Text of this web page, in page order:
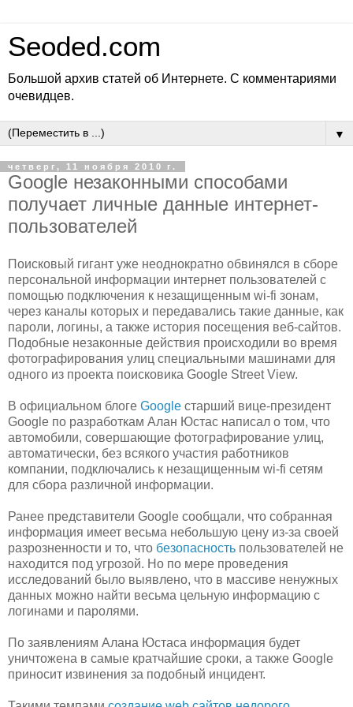
Seoded.com
Большой архив статей об Интернете. С комментариями
очевидцев.
▼
четверг, 11 ноября 2010 г.
Google незаконными способами
получает личные данные интернет-
пользователей
Поисковый гигант уже неоднократно обвинялся в сборе
персональной информации интернет пользователей с
помощью подключения к незащищенным wi-fi зонам,
через каналы которых и передавались такие данные, как
пароли, логины, а также история посещения веб-сайтов.
Подобные незаконные действия происходили во время
фотографирования улиц специальными машинами для
одного из проекта поисковика Google Street View.
В официальном блоге Google старший вице-президент
Google по разработкам Алан Юстас написал о том, что
автомобили, совершающие фотографирование улиц,
автоматически, без всякого участия работников
компании, подключались к незащищенным wi-fi сетям
для сбора различной информации.
Ранее представители Google сообщали, что собранная
информация имеет весьма небольшую цену из-за своей
разрозненности и то, что безопасность пользователей не
находится под угрозой. Но по мере проведения
исследований было выявлено, что в массиве ненужных
данных можно найти весьма цельную информацию с
логинами и паролями.
По заявлениям Алана Юстаса информация будет
уничтожена в самые кратчайшие сроки, а также Google
приносит извинения за подобный инцидент.